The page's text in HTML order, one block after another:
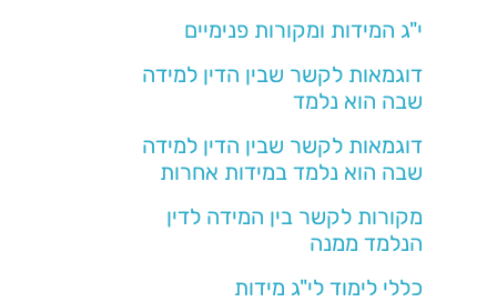
י"ג המידות ומקורות פנימיים
דוגמאות לקשר שבין הדין למידה
שבה הוא נלמד
דוגמאות לקשר שבין הדין למידה
שבה הוא נלמד במידות אחרות
מקורות לקשר בין המידה לדין
הנלמד ממנה
כללי לימוד לי"ג מידות